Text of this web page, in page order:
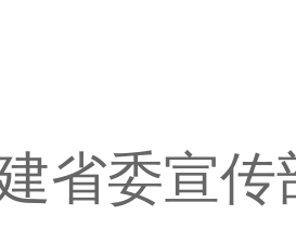
省委宣